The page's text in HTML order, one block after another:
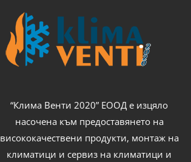
“Клима Венти 2020” ЕООД е изцяло
насочена към предоставянето на
висококачествени продукти, монтаж на
климатици и сервиз на климатици и